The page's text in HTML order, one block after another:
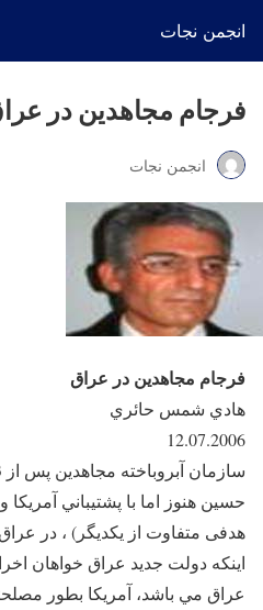
انجمن نجات
فرجام مجاهدين در
انجمن نجات
فرجام مجاهدين در عراق
هادي شمس حائري
12.07.2006
حسين هنوز اما با پشتيباني آمريکا
هدفی متفاوت از يکديگر) ، در
اينکه دولت جديد عراق خواهان
عراق مي باشد، آمريکا بطور